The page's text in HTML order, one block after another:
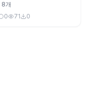
8개
0 71 0